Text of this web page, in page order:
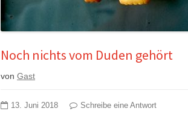
Noch nichts vom Duden gehört
von Gast
13. Juni 2018 Schreibe eine Antwort